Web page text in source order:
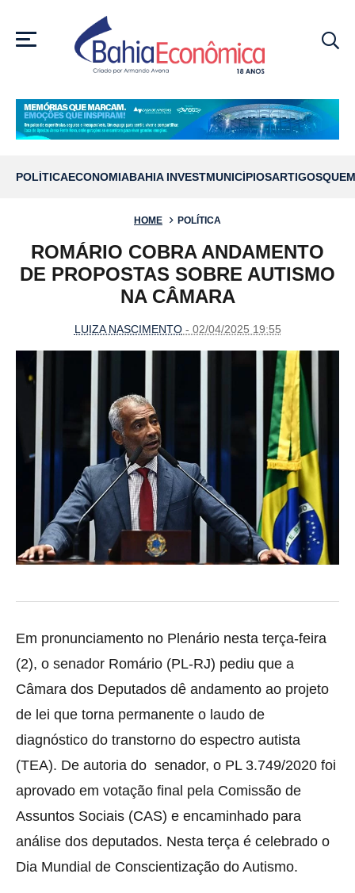
MENU
POLÍTICAECONOMIABAHIA INVESTMUNICÍPIOSARTIGOS
HOME POLÍTICA
ROMÁRIO COBRA ANDAMENTO
DE PROPOSTAS SOBRE AUTISMO
NA CÂMARA
LUIZA NASCIMENTO- 02/04/2025 19:55
Em pronunciamento no Plenário nesta terça-feira
(2), o senador Romário (PL-RJ) pediu que a
Câmara dos Deputados dê andamento ao projeto
de lei que torna permanente o laudo de
diagnóstico do transtorno do espectro autista
(TEA). De autoria do senador, o PL 3.749/2020 foi
aprovado em votação final pela Comissão de
Assuntos Sociais (CAS) e encaminhado para
análise dos deputados. Nesta terça é celebrado o
Dia Mundial de Conscientização do Autismo.